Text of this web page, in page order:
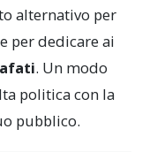
alternativo per
e per dedicare ai
. Un modo
politica con la
pubblico.